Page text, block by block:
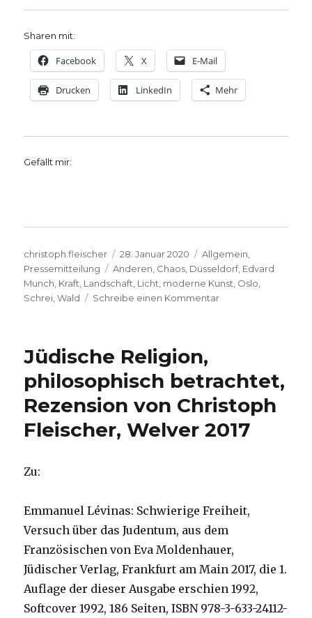
Sharen mit:
Facebook X E-Mail
Drucken LinkedIn Mehr
Gefällt mir:
Autor
christoph.fleischer
Veröffentlicht
am
28. Januar 2020 Kategorien
Allgemein
Pressemitteilung
Schlagwörter
Anderen Chaos Düsseldorf, Edvard
Munch Kraft Landschaft Licht moderne Kunst Oslo
Schrei ,Wald Schreibe einen Kommentarzu
der
Kunstsammlung
NRW,
K20
2020
Jüdische Religion,
philosophisch betrachtet,
Rezension von Christoph
Fleischer, Welver 2017
Zu:
Emmanuel Lévinas: Schwierige Freiheit,
Versuch über das Judentum, aus dem
Französischen von Eva Moldenhauer,
Jüdischer Verlag, Frankfurt am Main 2017, die 1.
Auflage der dieser Ausgabe erschien 1992,
Softcover 1992, 186 Seiten, ISBN 978-3-633-24112-